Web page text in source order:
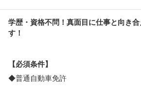
学歴・資格不問！真面目に仕事と向き
す！
【必須条件】
◆普通自動車免許